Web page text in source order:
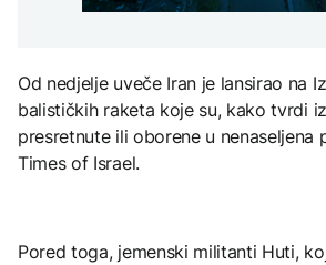
Ruska vakcina
melanoma: Prvi
uskoro
Od nedjelje uveče Iran je lansirao na
balističkih raketa koje su, kako tvrdi
presretnute ili oborene u nenaseljena
Times of Israel.
Pored toga, jemenski militanti Huti,